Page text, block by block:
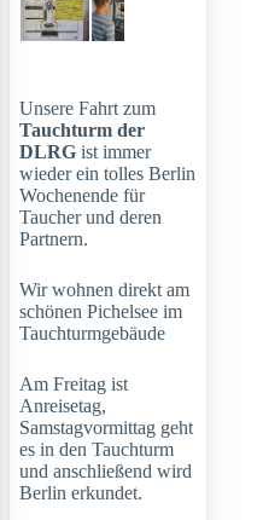
Unsere Fahrt zum
Tauchturm der
DLRG ist immer
wieder ein tolles Berlin
Wochenende für
Taucher und deren
Partnern.
Wir wohnen direkt am
schönen Pichelsee im
Tauchturmgebäude
Am Freitag ist
Anreisetag,
Samstagvormittag geht
es in den Tauchturm
und anschließend wird
Berlin erkundet.